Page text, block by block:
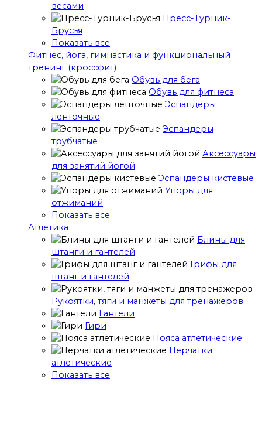
весами
Пресс-Турник-
Брусья
Показать все
Фитнес, йога, гимнастика и функциональный
тренинг (кроссфит)
Обувь для бега
Обувь для фитнеса
Эспандеры
ленточные
Эспандеры
трубчатые
Аксессуары
для занятий йогой
Эспандеры кистевые
Упоры для
отжиманий
Показать все
Атлетика
Блины для
штанги и гантелей
Грифы для
штанг и гантелей
Рукоятки, тяги и манжеты для тренажеров
Гантели
Гири
Пояса атлетические
Перчатки
атлетические
Показать все